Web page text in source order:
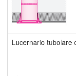
Lucernario tubolare